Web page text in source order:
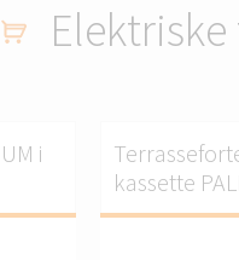
i
kassette